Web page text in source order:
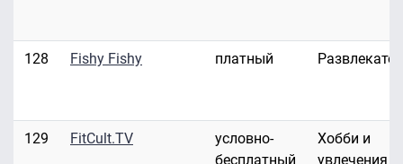
128 Fishy Fishy платный
129 FitCult.TV
условно-
бесплатный
Хобби и
увлечения